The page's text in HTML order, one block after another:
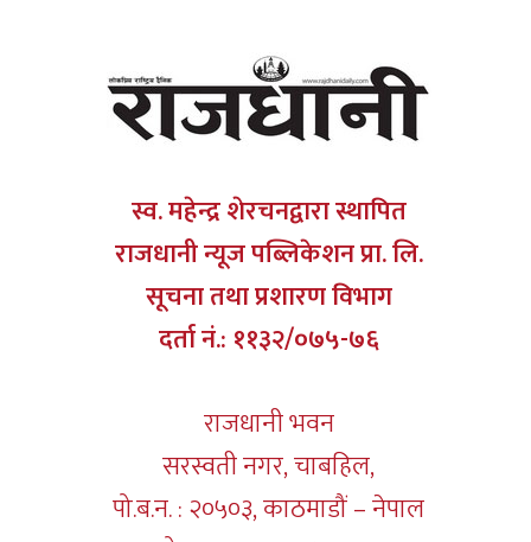
स्व. महेन्द्र शेरचनद्वारा स्थापित
राजधानी न्यूज पब्लिकेशन प्रा. लि.
सूचना तथा प्रशारण विभाग
दर्ता नं.: ११३२/०७५-७६
राजधानी भवन
सरस्वती नगर, चाबहिल,
पो.ब.न. : २०५०३, काठमाडौं – नेपाल